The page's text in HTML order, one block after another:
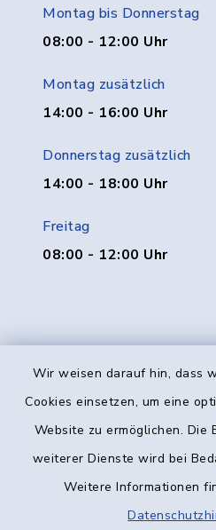
Wir weisen darauf hin, dass
Cookies einsetzen, um eine
Website zu ermöglichen. Die
weiterer Dienste wird bei
Weitere Informationen
Montag bis Donnerstag
08:00 - 12:00 Uhr
Montag zusätzlich
14:00 - 16:00 Uhr
Donnerstag zusätzlich
14:00 - 18:00 Uhr
Freitag
08:00 - 12:00 Uhr